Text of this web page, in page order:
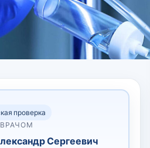
проверка
Сергеевич